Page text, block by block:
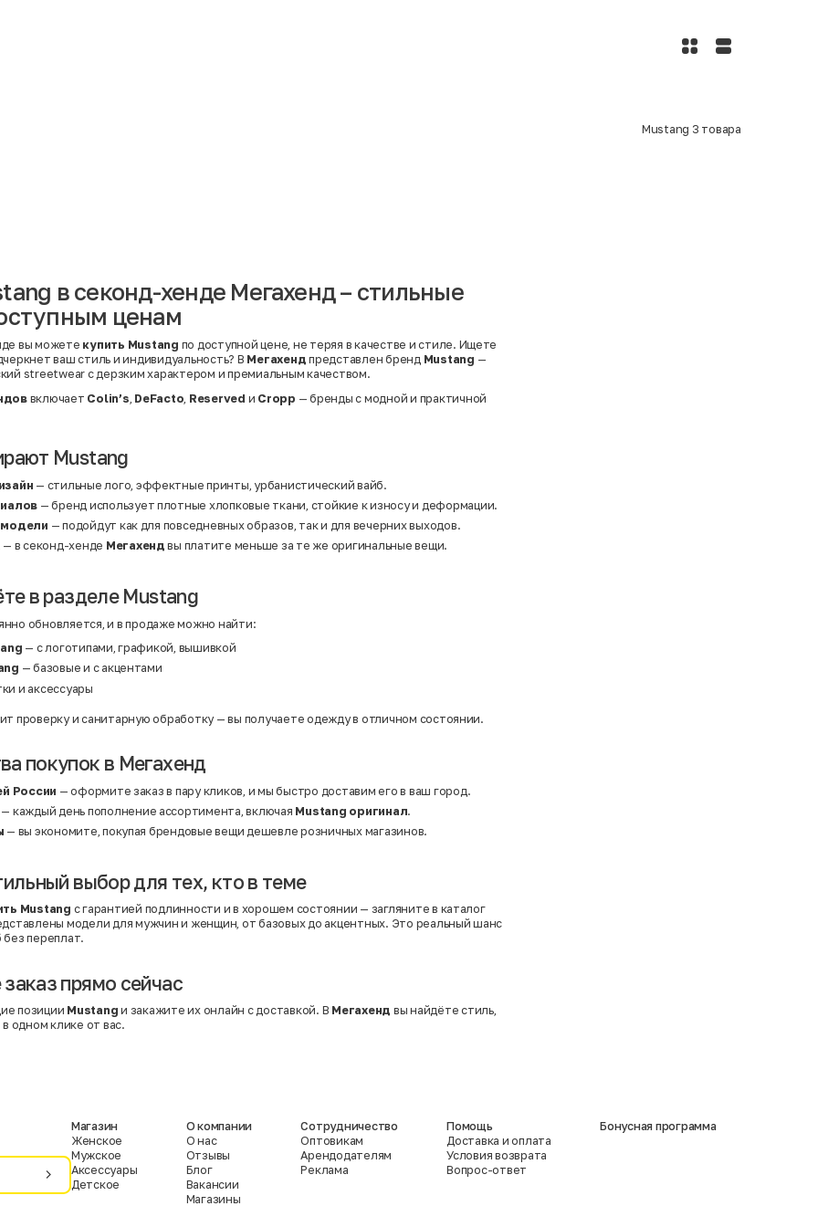
Mustang 3 товара
Искусственная замша
Кашемир
Кашемир | Нейлон
Кашемир | Хлопок
Кашемир | Шерсть
Лён
Модал
Натуральная замша
Натуральная кожа
Полиэстер | Хлопок
Полиэстер | Экокожа
Сатин
Твид
Хлопок
Хлопок | Эластан
Шёлк
Экокожа
Эластан
в секонд-хенде Мегахенд – стильные
ценам
вы можете купить Mustang по доступной цене, не теряя в качестве и стиле. Ищете
ваш стиль и индивидуальность? В Мегахенд представлен бренд Mustang —
streetwear с дерзким характером и премиальным качеством.
включает Colin’s DeFacto Reserved и Cropp — бренды с модной и практичной
Mustang
— стильные лого, эффектные принты, урбанистический вайб.
— бренд использует плотные хлопковые ткани, стойкие к износу и деформации.
— подойдут как для повседневных образов, так и для вечерних выходов.
— в секонд-хенде Мегахенд вы платите меньше за те же оригинальные вещи.
в разделе Mustang
обновляется, и в продаже можно найти:
— с логотипами, графикой, вышивкой
— базовые и с акцентами
и аксессуары
проверку и санитарную обработку — вы получаете одежду в отличном состоянии.
покупок в Мегахенд
России — оформите заказ в пару кликов, и мы быстро доставим его в ваш город.
каждый день пополнение ассортимента, включая Mustang оригинал.
— вы экономите, покупая брендовые вещи дешевле розничных магазинов.
выбор для тех, кто в теме
Mustang с гарантией подлинности и в хорошем состоянии — загляните в каталог
модели для мужчин и женщин, от базовых до акцентных. Это реальный шанс
без переплат.
прямо сейчас
позиции Mustang и закажите их онлайн с доставкой. В Мегахенд вы найдёте стиль,
одном клике от вас.
Магазин
Женское
Мужское
Аксессуары
Детское
О компании
О нас
Отзывы
Блог
Вакансии
Магазины
Сотрудничество
Оптовикам
Арендодателям
Реклама
Помощь
Доставка и оплата
Условия возврата
Вопрос-ответ
Бонусная программа